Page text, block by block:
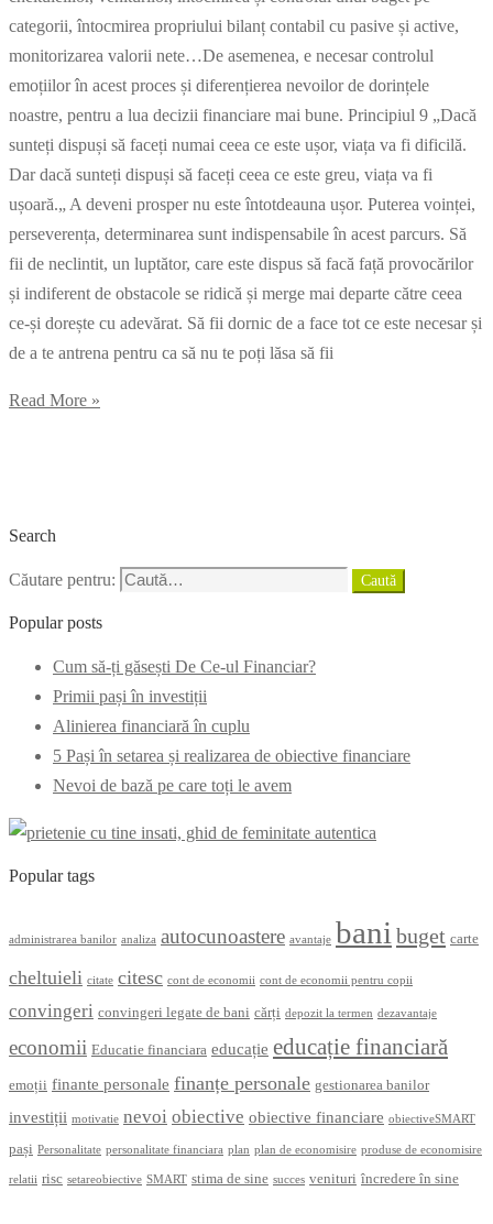
categorii, întocmirea propriului bilanț contabil cu pasive și active,
monitorizarea valorii nete…De asemenea, e necesar controlul
emoțiilor în acest proces și diferențierea nevoilor de dorințele
noastre, pentru a lua decizii financiare mai bune. Principiul 9 „Dacă
sunteți dispuși să faceți numai ceea ce este ușor, viața va fi dificilă.
Dar dacă sunteți dispuși să faceți ceea ce este greu, viața va fi
ușoară.„ A deveni prosper nu este întotdeauna ușor. Puterea voinței,
perseverența, determinarea sunt indispensabile în acest parcurs. Să
fii de neclintit, un luptător, care este dispus să facă față provocărilor
și indiferent de obstacole se ridică și merge mai departe către ceea
ce-și dorește cu adevărat. Să fii dornic de a face tot ce este necesar și
de a te antrena pentru ca să nu te poți lăsa să fii
Read More »
Search
Căutare pentru: Caută
Popular posts
Cum să-ți găsești De Ce-ul Financiar?
Primii pași în investiții
Alinierea financiară în cuplu
5 Pași în setarea și realizarea de obiective financiare
Nevoi de bază pe care toți le avem
Popular tags
administrarea banilor analiza autocunoastere avantaje bani buget carte
cheltuieli citate citesc cont de economii cont de economii pentru copii
convingeri convingeri legate de bani cărți depozit la termen dezavantaje
economii Educatie financiara educație educație financiară
emoții finante personale finanțe personale gestionarea banilor
investiții motivatie nevoi obiective obiective financiare obiectiveSMART
pași Personalitate personalitate financiara plan plan de economisire produse de economisire
relatii risc setareobiective SMART stima de sine succes venituri încredere în sine